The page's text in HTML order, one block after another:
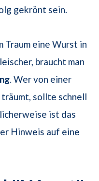
gekrönt sein.
Traum eine Wurst in
braucht man
. Wer von einer
sollte schnell
ist das
Hinweis auf eine